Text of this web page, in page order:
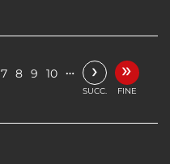
7 8 9 10 … ›
SUCC.
»
FINE